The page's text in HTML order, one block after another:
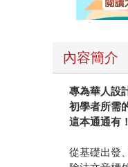
內容簡介
專為華人設
初學者所需
這本通通有！
從基礎出發